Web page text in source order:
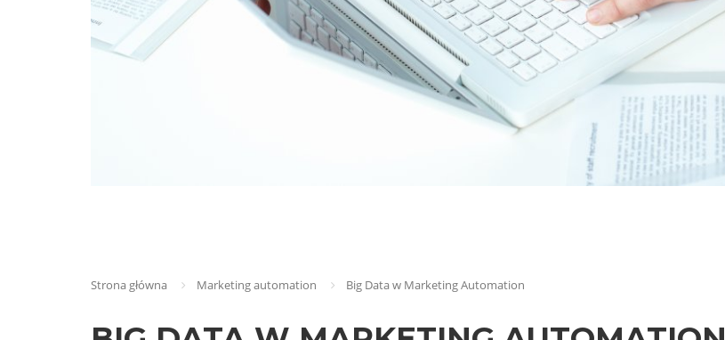
Strona główna Marketing automation Big Data w Marketing Automation